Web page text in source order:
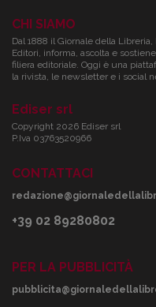
CHI SIAMO
Dal 1888 il Giornale della
Editori, informa, ascolta e
filiera editoriale. Oggi è una
la rivista, le newsletter e i social
Ediser srl
Copyright 2026 Ediser srl
P.Iva 03763520966
CONTATTACI
+39 02 89280802
PER LA PUBBLICITÀ